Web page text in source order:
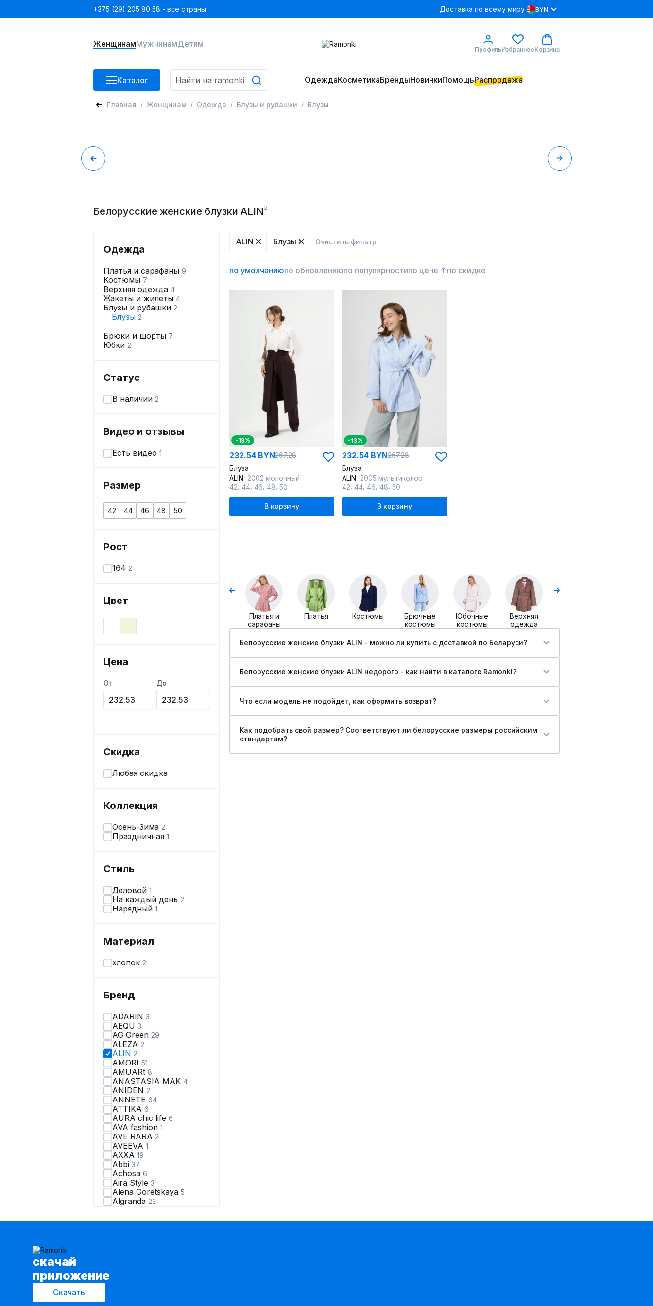
+375 (29) 205 80 58 - все страны Доставка по всему миру BYN
ЖенщинамМужчинамДетям
ПрофильИзбранноеКорзина
Каталог ОдеждаКосметикаБрендыНовинкиПомощьРаспродажа
Главная Женщинам Одежда Блузы и рубашки Блузы
Белорусские женские блузки ALIN 2
Одежда
Платья и сарафаны 9
Костюмы 7
Верхняя одежда 4
Жакеты и жилеты 4
Блузы и рубашки 2
Блузы 2
Брюки и шорты 7
Юбки 2
Статус
В наличии 2
Видео и отзывы
Есть видео 1
Размер
42 44 46 48 50
Рост
164 2
Цвет
Цена
От До
Скидка
Любая скидка
Коллекция
Осень-Зима 2
Праздничная 1
Стиль
Деловой 1
На каждый день 2
Нарядный 1
Материал
хлопок 2
Бренд
ADARIN 3
AEQU 3
AG Green 29
ALEZA 2
ALIN 2
AMORI 51
AMUARt 8
ANASTASIA MAK 4
ANIDEN 2
ANNETE 64
ATTIKA 6
AURA chic life 6
AVA fashion 1
AVE RARA 2
AVEEVA 1
AXXA 19
Abbi 37
Achosa 6
Aira Style 3
Alena Goretskaya 5
Algranda 23
AltaModa11
ALIN Блузы Очистить фильтр
по умолчаниюпо обновлениюпо популярностипо цене ↑по скидке
-13%
232.54 BYN267.28
Блуза
ALIN 2002 молочный
42 44 46 48 50
В корзину
-13%
232.54 BYN267.28
Блуза
ALIN 2005 мультиколор
42 44 46 48 50
В корзину
Платья и
сарафаны
Платья Костюмы
Брючные
костюмы
Юбочные
костюмы
Верхняя
одежда
Белорусские женские блузки ALIN - можно ли купить c доставкой по Беларуси?
Белорусские женские блузки ALIN недорого - как найти в каталоге Ramonki?
Что если модель не подойдет, как оформить возврат?
Как подобрать свой размер? Соответствуют ли белорусские размеры российским
стандартам?
cкачай
приложение
Скачать